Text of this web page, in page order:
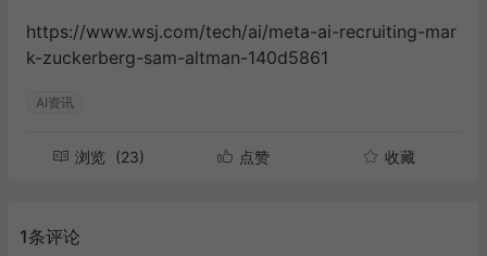
https://www.wsj.com/tech/ai/meta-ai-recruiting-mar
k-zuckerberg-sam-altman-140d5861
AI资讯
浏览 (23) 点赞 收藏
1条评论